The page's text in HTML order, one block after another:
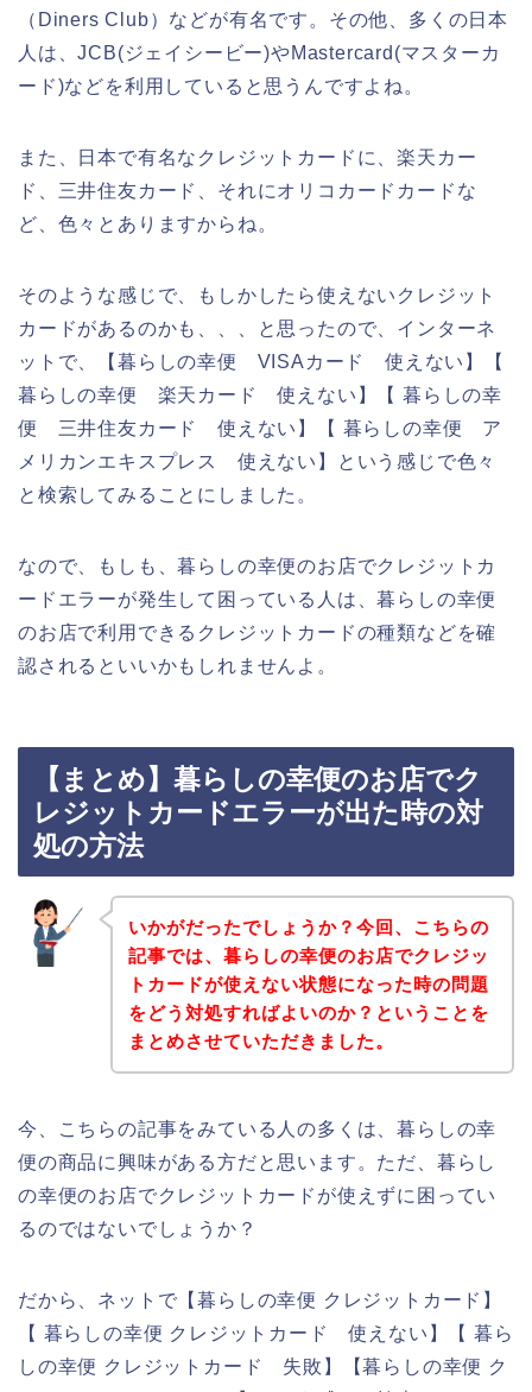
（Diners Club）などが有名です。その他、多くの日本
人は、JCB(ジェイシービー)やMastercard(マスターカ
ード)などを利用していると思うんですよね。
また、日本で有名なクレジットカードに、楽天カー
ド、三井住友カード、それにオリコカードカードな
ど、色々とありますからね。
そのような感じで、もしかしたら使えないクレジット
カードがあるのかも、、、と思ったので、インターネ
ットで、【暮らしの幸便 VISAカード 使えない】【
暮らしの幸便 楽天カード 使えない】【 暮らしの幸
便 三井住友カード 使えない】【 暮らしの幸便 ア
メリカンエキスプレス 使えない】という感じで色々
と検索してみることにしました。
なので、もしも、暮らしの幸便のお店でクレジットカ
ードエラーが発生して困っている人は、暮らしの幸便
のお店で利用できるクレジットカードの種類などを確
認されるといいかもしれませんよ。
【まとめ】暮らしの幸便のお店でク
レジットカードエラーが出た時の対
処の方法
いかがだったでしょうか？今回、こちらの
記事では、暮らしの幸便のお店でクレジッ
トカードが使えない状態になった時の問題
をどう対処すればよいのか？ということを
まとめさせていただきました。
今、こちらの記事をみている人の多くは、暮らしの幸
便の商品に興味がある方だと思います。ただ、暮らし
の幸便のお店でクレジットカードが使えずに困ってい
るのではないでしょうか？
だから、ネットで【暮らしの幸便 クレジットカード】
【 暮らしの幸便 クレジットカード 使えない】【 暮ら
しの幸便 クレジットカード 失敗】【暮らしの幸便 ク